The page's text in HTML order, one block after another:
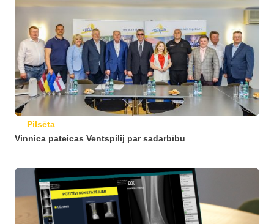
Pilsēta
Vinnica pateicas Ventspilij par sadarbību